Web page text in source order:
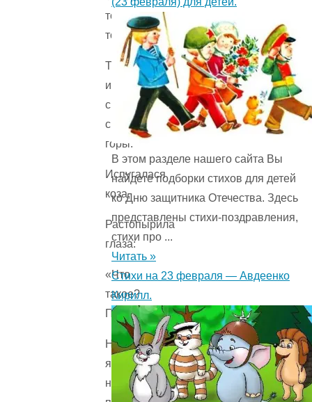
то,
топоры
Так
и
сыплются
с
горы.
Испугалася
коза,
Растопырила
глаза:
«Что
такое?
Почему?
Ничего
я
не
В этом разделе нашего сайта Вы
найдете подборки стихов для детей
ко Дню защитника Отечества. Здесь
представлены стихи-поздравления,
стихи про ...
Читать »
Стихи на 23 февраля — Авдеенко
Кирилл.